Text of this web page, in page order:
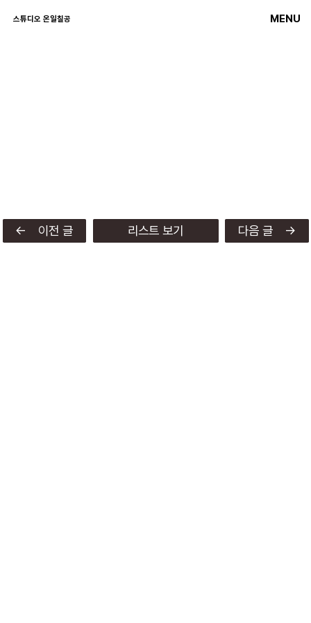
스튜디오 온일칠공 MENU
← 이전 글 리스트 보기 다음 글 →